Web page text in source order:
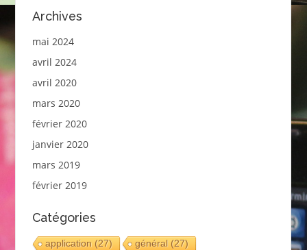
Archives
mai 2024
avril 2024
avril 2020
mars 2020
février 2020
janvier 2020
mars 2019
février 2019
Catégories
application(27) général(27)